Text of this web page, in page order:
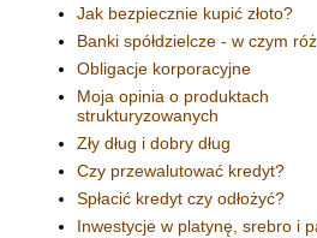
Jak bezpiecznie kupić złoto?
Banki spółdzielcze - w czym
Obligacje korporacyjne
Moja opinia o produktach
strukturyzowanych
Zły dług i dobry dług
Czy przewalutować kredyt?
Spłacić kredyt czy odłożyć?
Inwestycje w platynę, srebro i